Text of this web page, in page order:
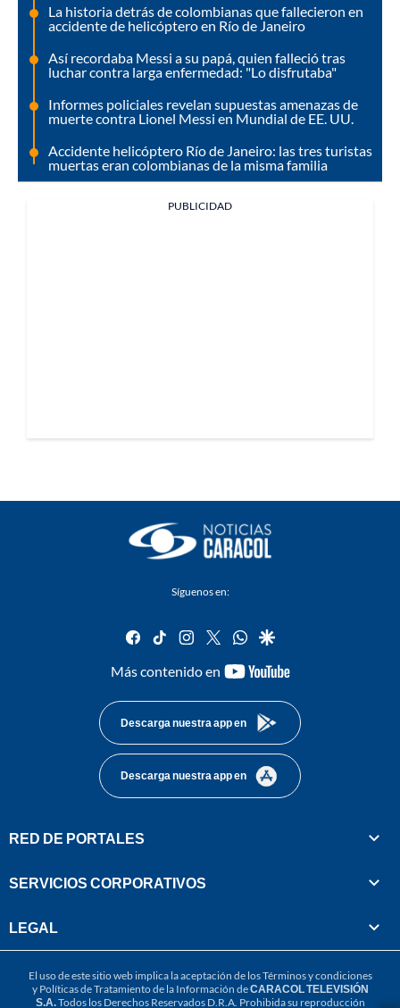
La historia detrás de colombianas que fallecieron en
accidente de helicóptero en Río de Janeiro
Así recordaba Messi a su papá, quien falleció tras
luchar contra larga enfermedad: "Lo disfrutaba"
Informes policiales revelan supuestas amenazas de
muerte contra Lionel Messi en Mundial de EE. UU.
Accidente helicóptero Río de Janeiro: las tres turistas
muertas eran colombianas de la misma familia
PUBLICIDAD
Síguenos en:
facebook
tiktok instagram
twitterwhatsapp
google
Más contenido en
youtube-
Descarga nuestra app en
Descarga nuestra app en
RED DE PORTALES
SERVICIOS CORPORATIVOS
LEGAL
El uso de este sitio web implica la aceptación de losTérminos y condiciones
y Políticas de Tratamiento de la Información deCARACOL TELEVISIÓN
S.A.Todos los Derechos Reservados D.R.A. Prohibida su reproducción